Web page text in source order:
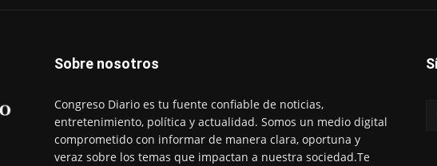
Sobre nosotros
Congreso Diario es tu fuente confiable de noticias,
entretenimiento, política y actualidad. Somos un medio digital
comprometido con informar de manera clara, oportuna y
veraz sobre los temas que impactan a nuestra sociedad.Te